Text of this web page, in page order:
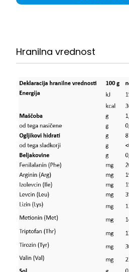
Hranilna vrednost